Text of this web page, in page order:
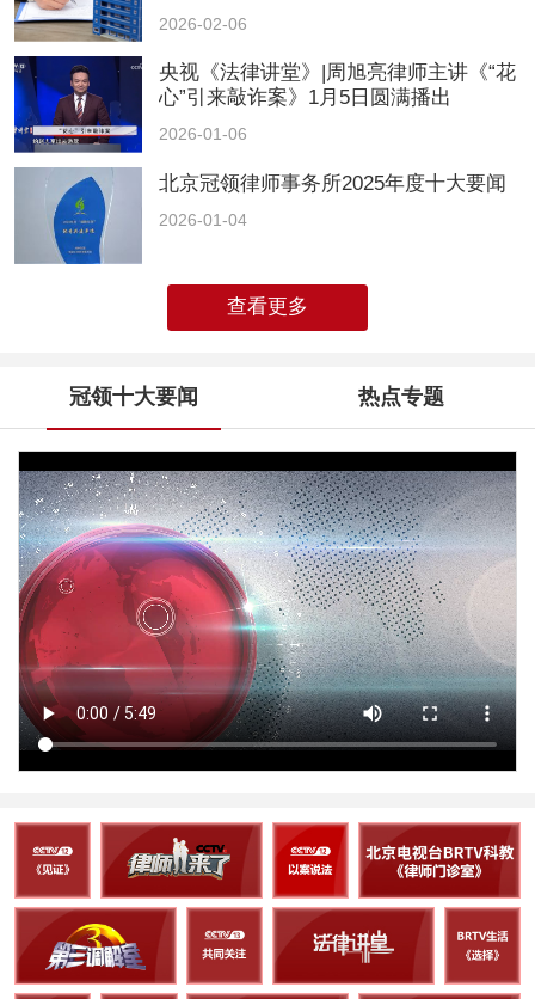
2026-02-06
央视《法律讲堂》|周旭亮律师主讲《“花
心”引来敲诈案》1月5日圆满播出
2026-01-06
北京冠领律师事务所2025年度十大要闻
2026-01-04
查看更多
冠领十大要闻 热点专题